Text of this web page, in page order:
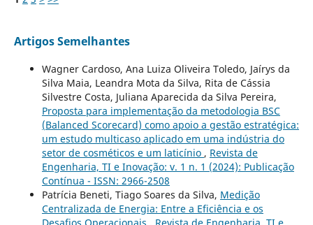
Artigos Semelhantes
Wagner Cardoso, Ana Luiza Oliveira Toledo, Jaírys da
Silva Maia, Leandra Mota da Silva, Rita de Cássia
Silvestre Costa, Juliana Aparecida da Silva Pereira,
Proposta para implementação da metodologia BSC
(Balanced Scorecard) como apoio a gestão estratégica:
um estudo multicaso aplicado em uma indústria do
setor de cosméticos e um laticínio , Revista de
Engenharia, TI e Inovação: v. 1 n. 1 (2024): Publicação
Contínua - ISSN: 2966-2508
Patrícia Beneti, Tiago Soares da Silva, Medição
Centralizada de Energia: Entre a Eficiência e os
Desafios Operacionais , Revista de Engenharia, TI e